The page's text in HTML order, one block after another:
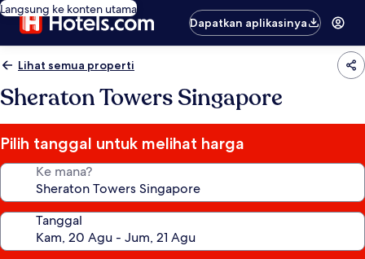
Langsung ke konten utama
Dapatkan aplikasinya
Lihat semua properti
Sheraton Towers Singapore
Pilih tanggal untuk melihat harga
Ke mana?
Tanggal